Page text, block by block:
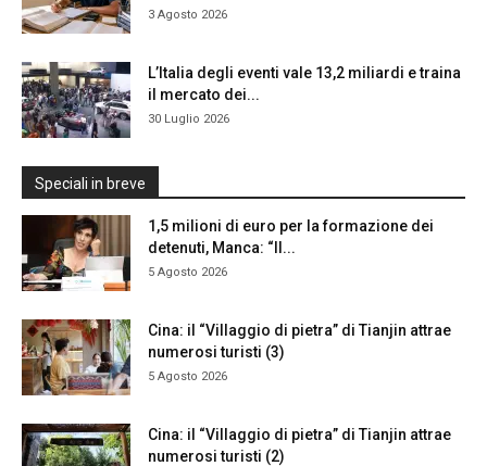
3 Agosto 2026
L’Italia degli eventi vale 13,2 miliardi e traina
il mercato dei...
30 Luglio 2026
Speciali in breve
1,5 milioni di euro per la formazione dei
detenuti, Manca: “Il...
5 Agosto 2026
Cina: il “Villaggio di pietra” di Tianjin attrae
numerosi turisti (3)
5 Agosto 2026
Cina: il “Villaggio di pietra” di Tianjin attrae
numerosi turisti (2)